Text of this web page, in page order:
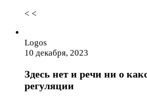
< <
Logos
10 декабря, 2023
Здесь нет и речи ни о
регуляции